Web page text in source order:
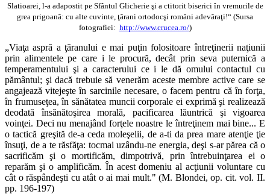
Slatioarei, l-a adapostit pe Sfântul Glicherie şi a ctitorit biserici în vremurile de
grea prigoană: cu alte cuvinte, ţărani ortodocşi români adevăraţi!“ (Sursa
fotografiei: http://www.crucea.ro/)
„Viaţa aspră a ţăranului e mai puţin folositoare întreţinerii naţiunii
prin alimentele pe care i le procură, decât prin seva puternică a
temperamentului şi a caracterului ce i le dă omului contactul cu
pământul; şi dacă trebuie să venerăm aceste membre active care se
angajează vitejeşte în sarcinile necesare, o facem pentru că în forţa,
în frumuseţea, în sănătatea muncii corporale ei exprimă şi realizează
deodată însănătoşirea morală, pacificarea lăuntrică şi vigoarea
voinţei. Deci nu menajând forţele noastre le întreţinem mai bine... E
o tactică greşită de-a ceda moleşelii, de a-ti da prea mare atenţie ţie
însuţi, de a te răsfăţa: tocmai uzându-ne energia, deşi s-ar părea că o
sacrificăm şi o mortificăm, dimpotrivă, prin întrebuinţarea ei o
reparăm şi o amplificăm. În acest domeniu al acţiunii voluntare cu
cât o răspândeşti cu atât o ai mai mult." (M. Blondei, op. cit. vol. II.
pp. 196-197)